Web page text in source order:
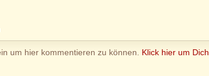
um hier kommentieren zu können. Klick hier um Dich